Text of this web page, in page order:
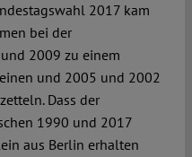
2017 kam
bei der
2009 zu einem
und 2005 und 2002
Dass der
1990 und 2017
aus Berlin erhalten